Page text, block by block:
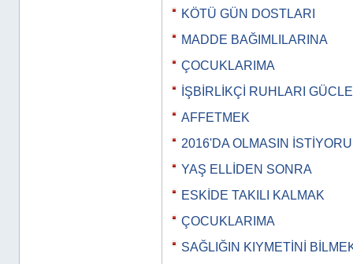
KÖTÜ GÜN DOSTLARI
MADDE BAĞIMLILARINA
ÇOCUKLARIMA
İŞBİRLİKÇİ RUHLARI
AFFETMEK
2016'DA OLMASIN
YAŞ ELLİDEN SONRA
ESKİDE TAKILI KALMAK
ÇOCUKLARIMA
SAĞLIĞIN KIYMETİNİ